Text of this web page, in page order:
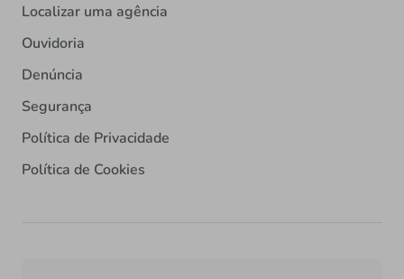
Localizar uma agência
Ouvidoria
Denúncia
Segurança
Política de Privacidade
Política de Cookies